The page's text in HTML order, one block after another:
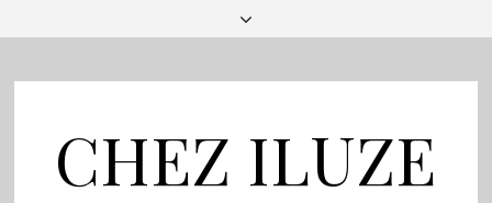
CHEZ ILUZE